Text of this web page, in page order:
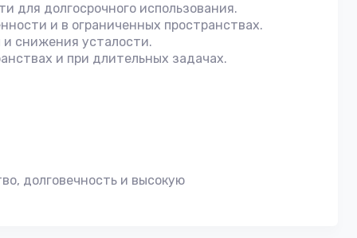
для долгосрочного использования.
и в ограниченных пространствах.
и снижения усталости.
и при длительных задачах.
долговечность и высокую